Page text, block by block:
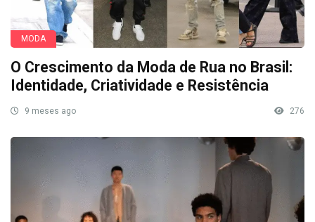
MODA
O Crescimento da Moda de Rua no Brasil:
Identidade, Criatividade e Resistência
9 meses ago 276